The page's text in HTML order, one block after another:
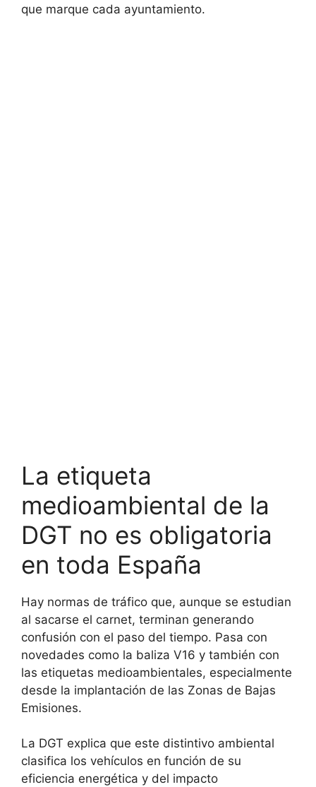
que marque cada ayuntamiento.
La etiqueta
medioambiental de la
DGT no es obligatoria
en toda España
Hay normas de tráfico que, aunque se estudian
al sacarse el carnet, terminan generando
confusión con el paso del tiempo. Pasa con
novedades como la baliza V16 y también con
las etiquetas medioambientales, especialmente
desde la implantación de las Zonas de Bajas
Emisiones.
La DGT explica que este distintivo ambiental
clasifica los vehículos en función de su
eficiencia energética y del impacto